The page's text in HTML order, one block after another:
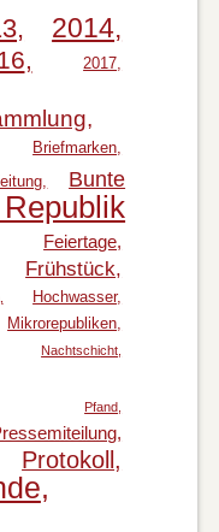
2014
2017
Briefmarken
Bunte
Feiertage
Frühstück
Hochwasser
Mikrorepubliken
Nachtschicht
Pfand
Protokoll